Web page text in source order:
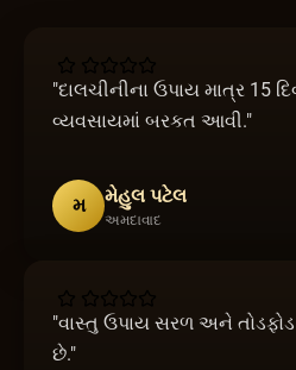
"દાલચીનીના ઉપાય માત્ર 15
વ્યવસાયમાં બરકત આવી."
મ મેહુલ પટેલ
અમદાવાદ
"વાસ્તુ ઉપાય સરળ અને તોડફોડ
છે."